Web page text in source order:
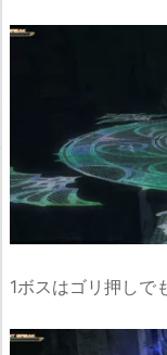
1ボスはゴリ押しで